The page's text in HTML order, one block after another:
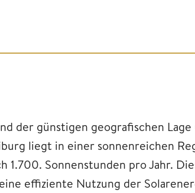
der günstigen geografischen Lage
liegt in einer sonnenreichen
Sonnenstunden pro Jahr.
eine effiziente Nutzung der